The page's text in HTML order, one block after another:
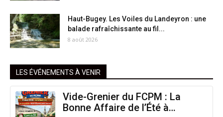
Haut-Bugey. Les Voiles du Landeyron : une
balade rafraîchissante au fil...
8 août 2026
LES ÉVÉNEMENTS À VENIR
Vide-Grenier du FCPM : La
Bonne Affaire de l’Été à